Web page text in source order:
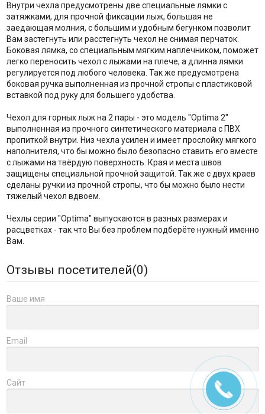
Внутри чехла предусмотрены две специальные лямки с
затяжками, для прочной фиксации лыж, большая не
заедающая молния, с большим и удобным бегунком позволит
Вам застегнуть или расстегнуть чехол не снимая перчаток.
Боковая лямка, со специальным мягким наплечником, поможет
легко переносить чехол с лыжами на плече, а длинна лямки
регулируется под любого человека. Так же предусмотрена
боковая ручка выполненная из прочной стропы с пластиковой
вставкой под руку для большего удобства.
Чехол для горных лыж на 2 пары - это модель "Optima 2"
выполненная из прочного синтетического материала с ПВХ
пропиткой внутри. Низ чехла усилен и имеет прослойку мягкого
наполнителя, что бы можно было безопасно ставить его вместе
с лыжами на твёрдую поверхность. Края и места швов
защищены специальной прочной защитой. Так же с двух краев
сделаны ручки из прочной стропы, что бы можно было нести
тяжелый чехол вдвоем.
Чехлы серии "Optima" выпускаются в разных размерах и
расцветках - так что Вы без проблем подберёте нужный именно
Вам.
Отзывы посетителей(0)
Ваше имя
Email
Сайт